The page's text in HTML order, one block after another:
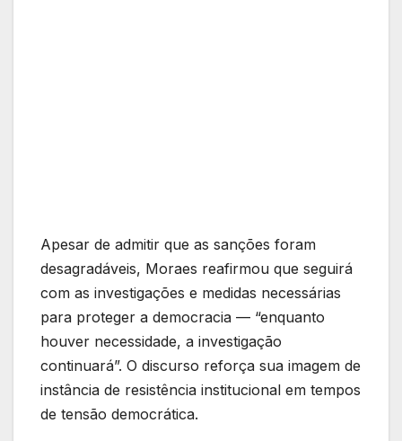
Apesar de admitir que as sanções foram
desagradáveis, Moraes reafirmou que seguirá
com as investigações e medidas necessárias
para proteger a democracia — “enquanto
houver necessidade, a investigação
continuará”. O discurso reforça sua imagem de
instância de resistência institucional em tempos
de tensão democrática.